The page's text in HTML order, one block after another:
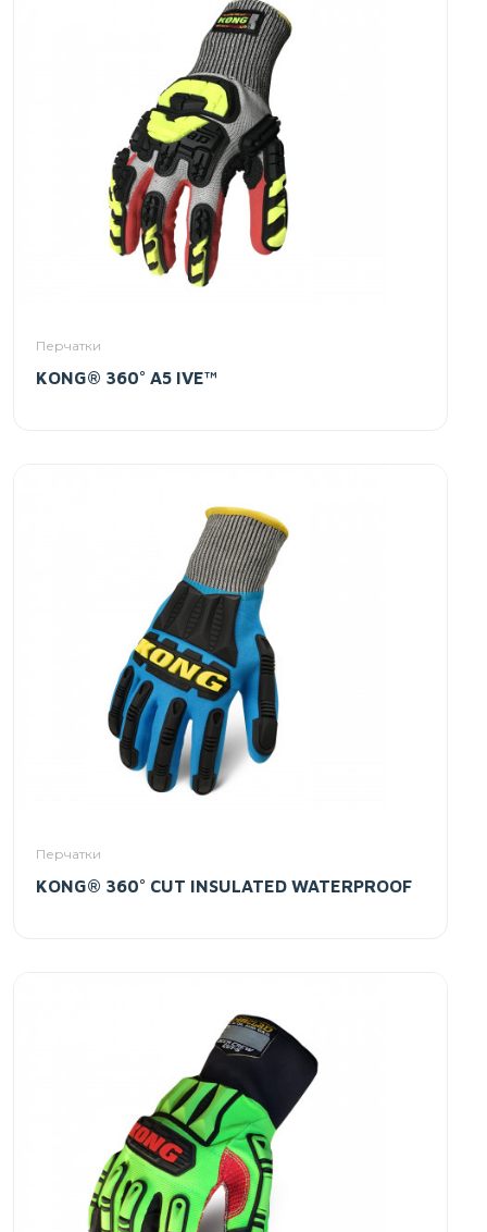
Перчатки
KONG® 360° A5 IVE™
Перчатки
KONG® 360° CUT INSULATED WATERPROOF